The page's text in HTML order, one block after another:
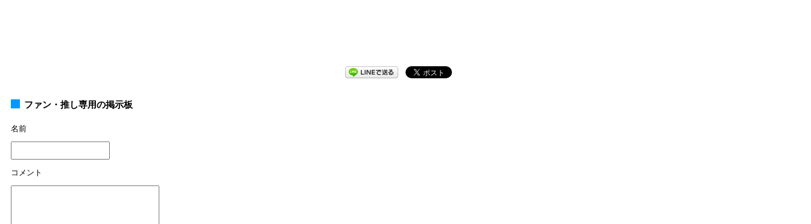
ファン・推し専用の掲示板
名前
コメント